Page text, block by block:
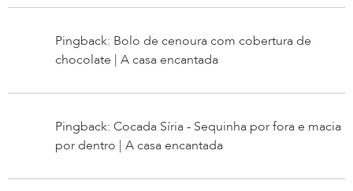
Pingback: Bolo de cenoura com cobertura de
chocolate | A casa encantada
Pingback: Cocada Síria - Sequinha por fora e macia
por dentro | A casa encantada